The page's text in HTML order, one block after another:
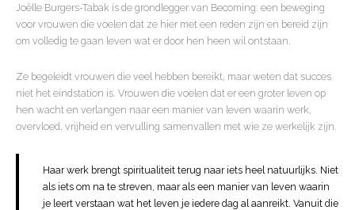
Joëlle Burgers-Tabak is de grondlegger van Becoming: een beweging
voor vrouwen die voelen dat ze hier met een reden zijn en bereid zijn
om volledig te gaan leven wat er door hen heen wil ontstaan.
Ze begeleidt vrouwen die veel hebben bereikt, maar weten dat succes
niet het eindstation is. Vrouwen die voelen dat er een groter leven op
hen wacht en verlangen naar een manier van leven waarin werk,
overvloed, vrijheid en vervulling samenvallen met wie ze werkelijk zijn.
Haar werk brengt spiritualiteit terug naar iets heel natuurlijks. Niet
als iets om na te streven, maar als een manier van leven waarin
je leert verstaan wat het leven je iedere dag al aanreikt. Vanuit die